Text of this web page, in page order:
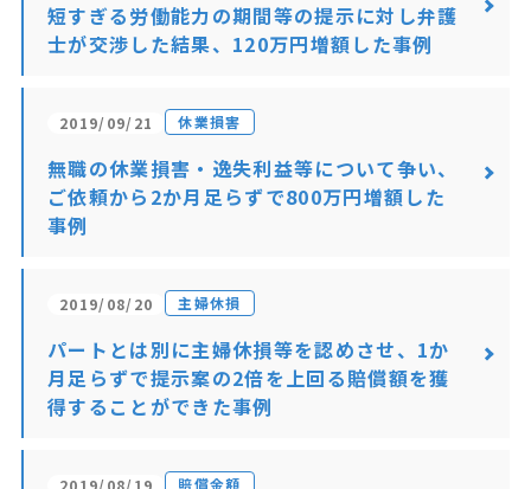
短すぎる労働能力の期間等の提示に対し弁護
士が交渉した結果、120万円増額した事例
2019/09/21 休業損害
無職の休業損害・逸失利益等について争い、
ご依頼から2か月足らずで800万円増額した
事例
2019/08/20 主婦休損
パートとは別に主婦休損等を認めさせ、1か
月足らずで提示案の2倍を上回る賠償額を獲
得することができた事例
2019/08/19 賠償金額